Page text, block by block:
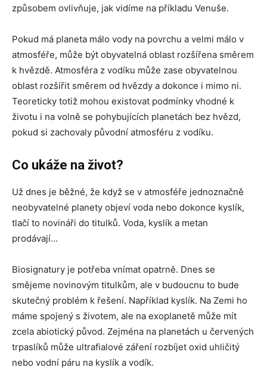
způsobem ovlivňuje, jak vidíme na příkladu Venuše.
Pokud má planeta málo vody na povrchu a velmi málo v
atmosféře, může být obyvatelná oblast rozšířena směrem
k hvězdě. Atmosféra z vodíku může zase obyvatelnou
oblast rozšířit směrem od hvězdy a dokonce i mimo ni.
Teoreticky totiž mohou existovat podmínky vhodné k
životu i na volně se pohybujících planetách bez hvězd,
pokud si zachovaly původní atmosféru z vodíku.
Co ukáže na život?
Už dnes je běžné, že když se v atmosféře jednoznačně
neobyvatelné planety objeví voda nebo dokonce kyslík,
tlačí to novináři do titulků. Voda, kyslík a metan
prodávají…
Biosignatury je potřeba vnímat opatrně. Dnes se
smějeme novinovým titulkům, ale v budoucnu to bude
skutečný problém k řešení. Například kyslík. Na Zemi ho
máme spojený s životem, ale na exoplanetě může mít
zcela abiotický původ. Zejména na planetách u červených
trpaslíků může ultrafialové záření rozbíjet oxid uhličitý
nebo vodní páru na kyslík a vodík.